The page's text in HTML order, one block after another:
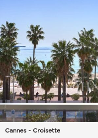
Cannes - Croisette